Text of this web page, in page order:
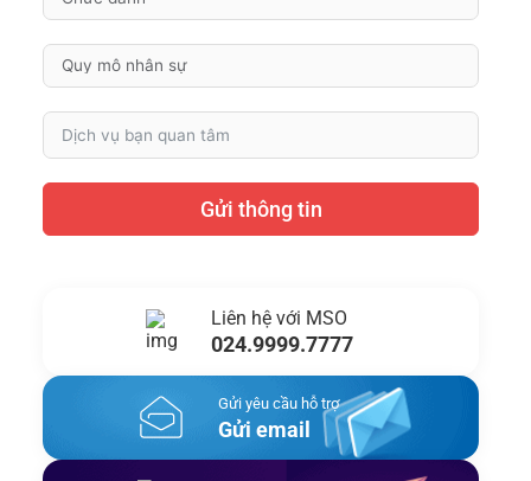
Gửi thông tin
Liên hệ với MSO
024.9999.7777
Gửi yêu cầu hỗ trợ
Gửi email